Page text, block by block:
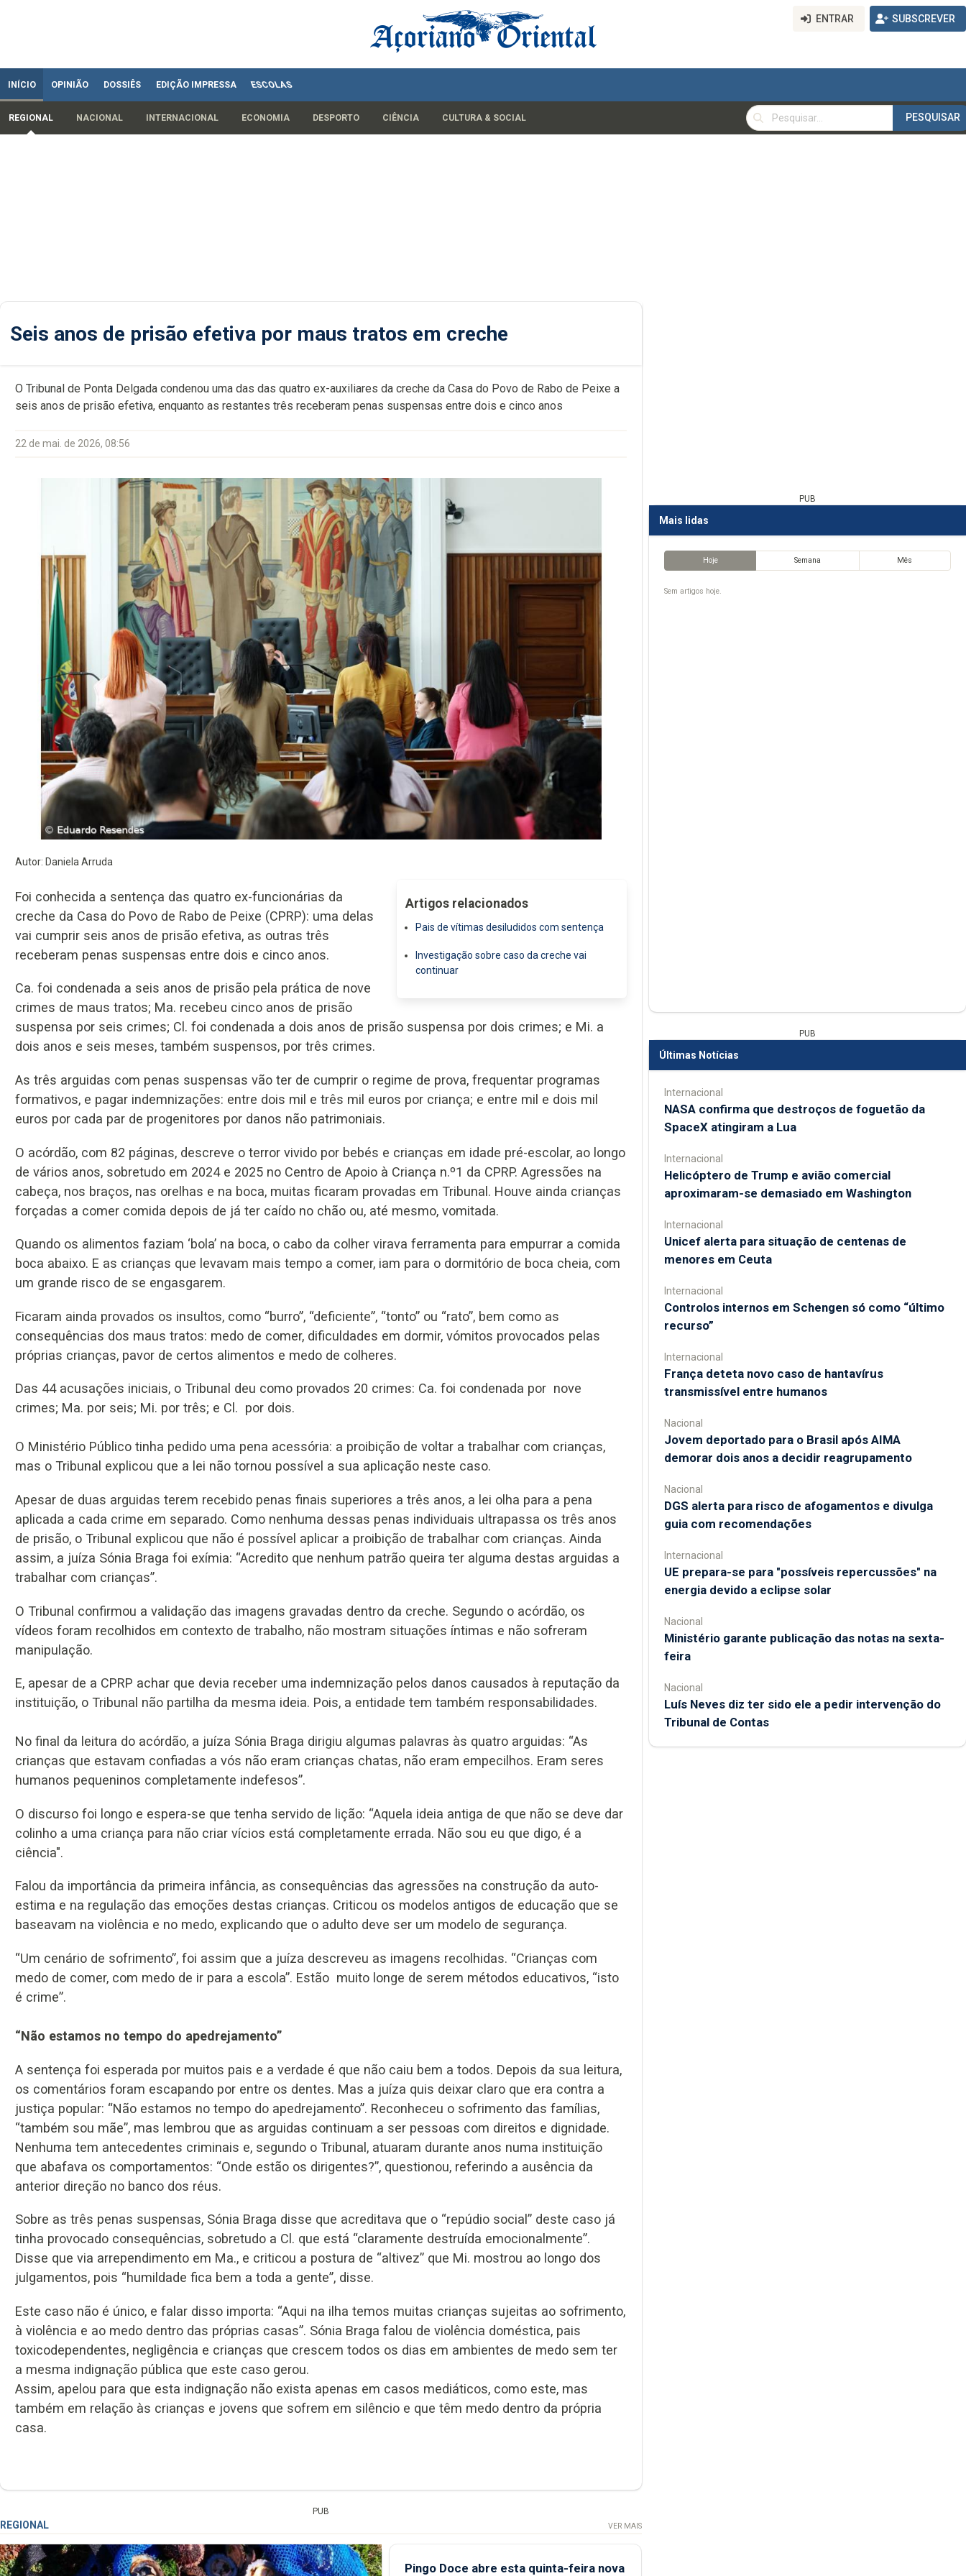
ENTRAR SUBSCREVER
INÍCIO OPINIÃO DOSSIÊS EDIÇÃO IMPRESSA ESCOLAS
REGIONAL NACIONAL INTERNACIONAL ECONOMIA DESPORTO CIÊNCIA CULTURA & SOCIAL
PESQUISAR
PESQUISAR
Seis anos de prisão efetiva por maus tratos em creche
O Tribunal de Ponta Delgada condenou uma das das quatro ex-auxiliares da creche da Casa do Povo de Rabo de Peixe a
seis anos de prisão efetiva, enquanto as restantes três receberam penas suspensas entre dois e cinco anos
22 de mai. de 2026, 08:56
Autor: Daniela Arruda
Artigos relacionados
Pais de vítimas desiludidos com sentença
Investigação sobre caso da creche vai
continuar
Foi conhecida a sentença das quatro ex-funcionárias da
creche da Casa do Povo de Rabo de Peixe (CPRP): uma delas
vai cumprir seis anos de prisão efetiva, as outras três
receberam penas suspensas entre dois e cinco anos.
Ca. foi condenada a seis anos de prisão pela prática de nove
crimes de maus tratos; Ma. recebeu cinco anos de prisão
suspensa por seis crimes; Cl. foi condenada a dois anos de prisão suspensa por dois crimes; e Mi. a
dois anos e seis meses, também suspensos, por três crimes.
As três arguidas com penas suspensas vão ter de cumprir o regime de prova, frequentar programas
formativos, e pagar indemnizações: entre dois mil e três mil euros por criança; e entre mil e dois mil
euros por cada par de progenitores por danos não patrimoniais.
O acórdão, com 82 páginas, descreve o terror vivido por bebés e crianças em idade pré-escolar, ao longo
de vários anos, sobretudo em 2024 e 2025 no Centro de Apoio à Criança n.º1 da CPRP. Agressões na
cabeça, nos braços, nas orelhas e na boca, muitas ficaram provadas em Tribunal. Houve ainda crianças
forçadas a comer comida depois de já ter caído no chão ou, até mesmo, vomitada.
Quando os alimentos faziam ‘bola’ na boca, o cabo da colher virava ferramenta para empurrar a comida
boca abaixo. E as crianças que levavam mais tempo a comer, iam para o dormitório de boca cheia, com
um grande risco de se engasgarem.
Ficaram ainda provados os insultos, como “burro”, “deficiente”, “tonto” ou “rato”, bem como as
consequências dos maus tratos: medo de comer, dificuldades em dormir, vómitos provocados pelas
próprias crianças, pavor de certos alimentos e medo de colheres.
Das 44 acusações iniciais, o Tribunal deu como provados 20 crimes: Ca. foi condenada por nove
crimes; Ma. por seis; Mi. por três; e Cl. por dois.
O Ministério Público tinha pedido uma pena acessória: a proibição de voltar a trabalhar com crianças,
mas o Tribunal explicou que a lei não tornou possível a sua aplicação neste caso.
Apesar de duas arguidas terem recebido penas finais superiores a três anos, a lei olha para a pena
aplicada a cada crime em separado. Como nenhuma dessas penas individuais ultrapassa os três anos
de prisão, o Tribunal explicou que não é possível aplicar a proibição de trabalhar com crianças. Ainda
assim, a juíza Sónia Braga foi exímia: “Acredito que nenhum patrão queira ter alguma destas arguidas a
trabalhar com crianças”.
O Tribunal confirmou a validação das imagens gravadas dentro da creche. Segundo o acórdão, os
vídeos foram recolhidos em contexto de trabalho, não mostram situações íntimas e não sofreram
manipulação.
E, apesar de a CPRP achar que devia receber uma indemnização pelos danos causados à reputação da
instituição, o Tribunal não partilha da mesma ideia. Pois, a entidade tem também responsabilidades.
No final da leitura do acórdão, a juíza Sónia Braga dirigiu algumas palavras às quatro arguidas: “As
crianças que estavam confiadas a vós não eram crianças chatas, não eram empecilhos. Eram seres
humanos pequeninos completamente indefesos”.
O discurso foi longo e espera-se que tenha servido de lição: “Aquela ideia antiga de que não se deve dar
colinho a uma criança para não criar vícios está completamente errada. Não sou eu que digo, é a
ciência".
Falou da importância da primeira infância, as consequências das agressões na construção da auto-
estima e na regulação das emoções destas crianças. Criticou os modelos antigos de educação que se
baseavam na violência e no medo, explicando que o adulto deve ser um modelo de segurança.
“Um cenário de sofrimento”, foi assim que a juíza descreveu as imagens recolhidas. “Crianças com
medo de comer, com medo de ir para a escola”. Estão muito longe de serem métodos educativos, “isto
é crime”.
“Não estamos no tempo do apedrejamento”
A sentença foi esperada por muitos pais e a verdade é que não caiu bem a todos. Depois da sua leitura,
os comentários foram escapando por entre os dentes. Mas a juíza quis deixar claro que era contra a
justiça popular: “Não estamos no tempo do apedrejamento”. Reconheceu o sofrimento das famílias,
“também sou mãe”, mas lembrou que as arguidas continuam a ser pessoas com direitos e dignidade.
Nenhuma tem antecedentes criminais e, segundo o Tribunal, atuaram durante anos numa instituição
que abafava os comportamentos: “Onde estão os dirigentes?”, questionou, referindo a ausência da
anterior direção no banco dos réus.
Sobre as três penas suspensas, Sónia Braga disse que acreditava que o “repúdio social” deste caso já
tinha provocado consequências, sobretudo a Cl. que está “claramente destruída emocionalmente”.
Disse que via arrependimento em Ma., e criticou a postura de “altivez” que Mi. mostrou ao longo dos
julgamentos, pois “humildade fica bem a toda a gente”, disse.
Este caso não é único, e falar disso importa: “Aqui na ilha temos muitas crianças sujeitas ao sofrimento,
à violência e ao medo dentro das próprias casas”. Sónia Braga falou de violência doméstica, pais
toxicodependentes, negligência e crianças que crescem todos os dias em ambientes de medo sem ter
a mesma indignação pública que este caso gerou.
Assim, apelou para que esta indignação não exista apenas em casos mediáticos, como este, mas
também em relação às crianças e jovens que sofrem em silêncio e que têm medo dentro da própria
casa.
PUB
REGIONAL VER MAIS
Pingo Doce abre esta quinta-feira nova
PUB
Mais lidas
Hoje Semana Mês
Sem artigos hoje.
PUB
Últimas Notícias
Internacional
NASA confirma que destroços de foguetão da
SpaceX atingiram a Lua
Internacional
Helicóptero de Trump e avião comercial
aproximaram-se demasiado em Washington
Internacional
Unicef alerta para situação de centenas de
menores em Ceuta
Internacional
Controlos internos em Schengen só como “último
recurso”
Internacional
França deteta novo caso de hantavírus
transmissível entre humanos
Nacional
Jovem deportado para o Brasil após AIMA
demorar dois anos a decidir reagrupamento
Nacional
DGS alerta para risco de afogamentos e divulga
guia com recomendações
Internacional
UE prepara-se para "possíveis repercussões" na
energia devido a eclipse solar
Nacional
Ministério garante publicação das notas na sexta-
feira
Nacional
Luís Neves diz ter sido ele a pedir intervenção do
Tribunal de Contas